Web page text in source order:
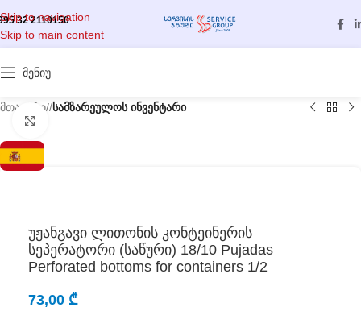
Skip to navigation
Skip to main content
32 2110150
მენიუ
მთავარი/ სამზარეულოს ინვენტარი
უჟანგავი ლითონის კონტეინერის
სეპერატორი (საწური) 18/10 Pujadas
Perforated bottoms for containers 1/2
73,00 ₾